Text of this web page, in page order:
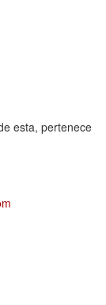
esta, pertenece